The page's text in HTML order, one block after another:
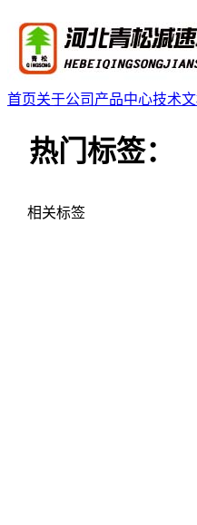
首页关于公司 产品中心技术
热门标签：
相关标签